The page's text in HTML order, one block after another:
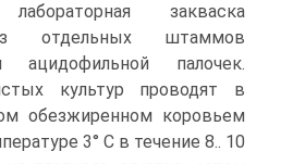
закваска
отдельных штаммов
ацидофильной палочек.
культур проводят в
обезжиренном коровьем
3° С в течение 8.. 10